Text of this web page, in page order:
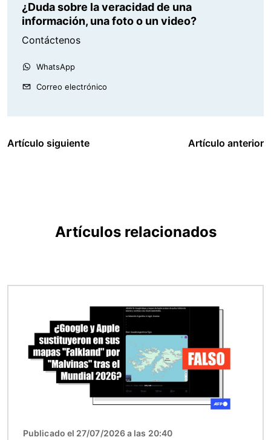
¿Duda sobre la veracidad de una
información, una foto o un video?
Contáctenos
WhatsApp
Correo electrónico
Artículo siguiente Artículo anterior
Artículos relacionados
Publicado el 27/07/2026 a las 20:40